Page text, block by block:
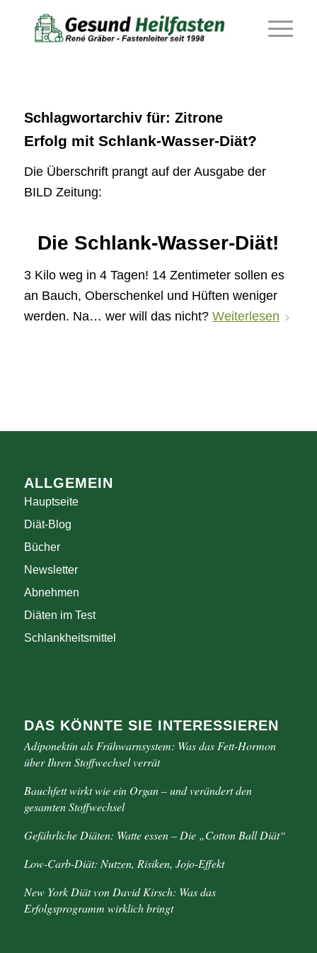
Schlagwortarchiv für: Zitrone
Erfolg mit Schlank-Wasser-Diät?
Die Überschrift prangt auf der Ausgabe der
BILD Zeitung:
Die Schlank-Wasser-Diät!
3 Kilo weg in 4 Tagen! 14 Zentimeter sollen es
an Bauch, Oberschenkel und Hüften weniger
werden. Na… wer will das nicht? Weiterlesen
ALLGEMEIN
Hauptseite
Diät-Blog
Bücher
Newsletter
Abnehmen
Diäten im Test
Schlankheitsmittel
DAS KÖNNTE SIE INTERESSIEREN
Adiponektin als Frühwarnsystem: Was das Fett-Hormon
über Ihren Stoffwechsel verrät
Bauchfett wirkt wie ein Organ – und verändert den
gesamten Stoffwechsel
Gefährliche Diäten: Watte essen – Die „Cotton Ball Diät“
Low-Carb-Diät: Nutzen, Risiken, Jojo-Effekt
New York Diät von David Kirsch: Was das
Erfolgsprogramm wirklich bringt